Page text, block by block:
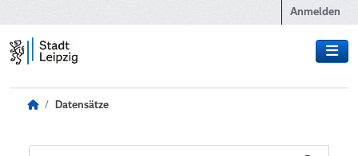
Anmelden
Datensätze